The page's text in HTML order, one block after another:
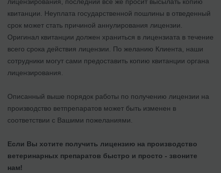
квитанции. Неуплата государственной пошлины в отведенный
срок может стать причиной аннулирования лицензии.
Оригинал квитанции должен храниться в лицензиата в течение
всего срока действия лицензии. По желанию Клиента, наши
сотрудники могут сами предоставить копию квитанции органа
лицензирования.
Описанный выше порядок работы по получению лицензии на
производство ветпрепаратов может быть изменен в
соответствии с Вашими пожеланиями.
Если Вы хотите получить лицензию на производство
ветеринарных препаратов быстро и просто - звоните
нам!